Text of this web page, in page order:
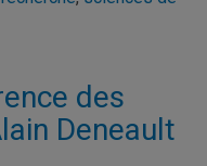
des
Deneault